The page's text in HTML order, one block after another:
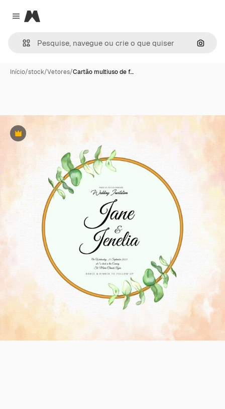
Close menu
Magnific
Início/stock/Vetores/Cartão multiuso de f…
Premium